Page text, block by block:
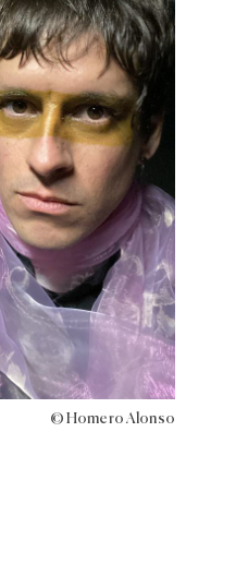
© Homero Alonso